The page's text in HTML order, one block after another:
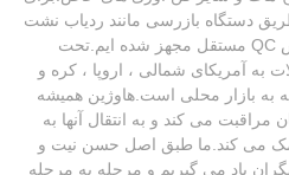
دستگاه بازرسی مانند ردیاب نشت
خودکار برای پمپ و غیره به بخش QC مستقل مجهز شده ایم.تحت
محصولات به آمریکای شمالی ، اروپا ، کره و
به بازار محلی است.هاوژین همیشه
مراقبت می کند و به انتقال آنها به
کمک می کند.ما طبق اصل حسن نیت و
یاد می گیریم و مرحله به مرحله